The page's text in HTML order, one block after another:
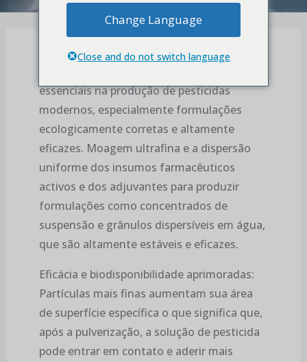
essenciais na produção de pesticidas
modernos, especialmente formulações
ecologicamente corretas e altamente
eficazes. Moagem ultrafina e a dispersão
uniforme dos insumos farmacêuticos
activos e dos adjuvantes para produzir
formulações como concentrados de
suspensão e grânulos dispersíveis em água,
que são altamente estáveis e eficazes.
Eficácia e biodisponibilidade aprimoradas:
Partículas mais finas aumentam sua área
de superfície específica o que significa que,
após a pulverização, a solução de pesticida
pode entrar em contato e aderir mais
Change Language
Close and do not switch language